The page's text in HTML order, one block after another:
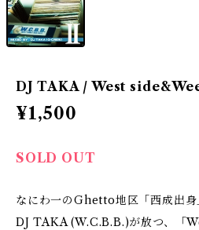
DJ TAKA / West
¥1,500
SOLD OUT
なにわ一のGhetto地区「西成出身
DJ TAKA (W.C.B.B.)が放つ、「